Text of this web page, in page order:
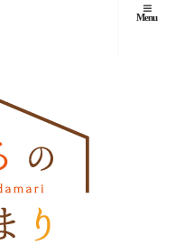
Menu